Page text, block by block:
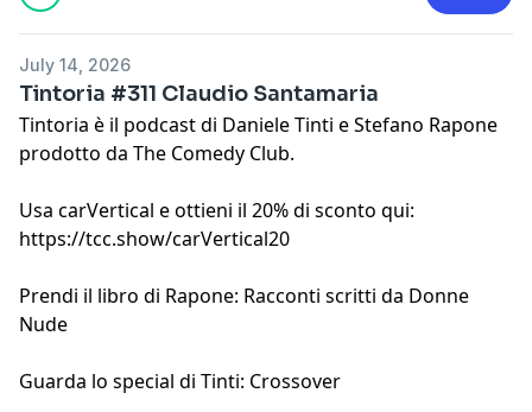
July 14, 2026
Tintoria #311 Claudio Santamaria
Tintoria è il podcast di Daniele Tinti eStefano Rapone
prodotto da The Comedy Club.
Usa carVertical e ottieni il 20% di sconto qui:
https://tcc.show/carVertical20
Prendi il libro di Rapone: Racconti scritti da Donne
Nude
Guarda lo special di Tinti: Crossover